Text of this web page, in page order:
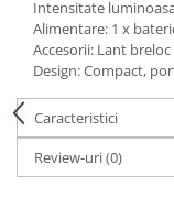
Aparate
Banda Izolatoare
Microscoape
Paste de lipit
Surse de laborator
Intensitate
Alimentare: 1 x
Accesorii: Lant breloc
Design: Compact,
Caracteristici
Review-uri(0)